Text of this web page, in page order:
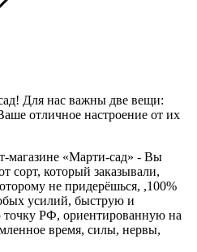
Для нас важны две вещи:
отличное настроение от их
магазине «Марти-сад» - Вы
сорт, который заказывали,
не придерёшься, ,100%
усилий, быструю и
РФ, ориентированную на
время, силы, нервы,